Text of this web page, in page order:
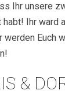
Ihr unsere
Ihr ward
werden Euch
&